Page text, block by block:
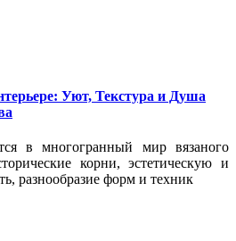
Уют, Текстура и Душа
в многогранный мир вязаного
корни, эстетическую и
разнообразие форм и техник